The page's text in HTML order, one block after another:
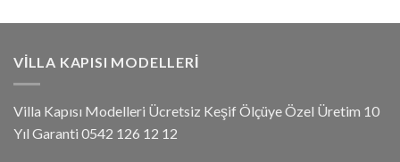
VILLA KAPISI MODELLERI
Villa Kapısı Modelleri Ücretsiz Keşif Ölçüye Özel Üretim 10
Yıl Garanti 0542 126 12 12